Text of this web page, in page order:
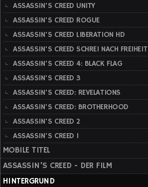
ASSASSIN'S CREED UNITY
ASSASSIN'S CREED ROGUE
ASSASSIN'S CREED LIBERATION HD
ASSASSIN'S CREED SCHREI NACH FREIHEIT
ASSASSIN'S CREED 4: BLACK FLAG
ASSASSIN'S CREED 3
ASSASSIN'S CREED: REVELATIONS
ASSASSIN'S CREED: BROTHERHOOD
ASSASSIN'S CREED 2
ASSASSIN'S CREED 1
MOBILE TITEL
ASSASSIN'S CREED - DER FILM
HINTERGRUND